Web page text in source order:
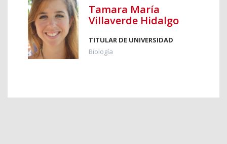
Tamara María
Villaverde Hidalgo
TITULAR DE UNIVERSIDAD
Biología